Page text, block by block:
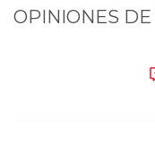
OPINIONES DE